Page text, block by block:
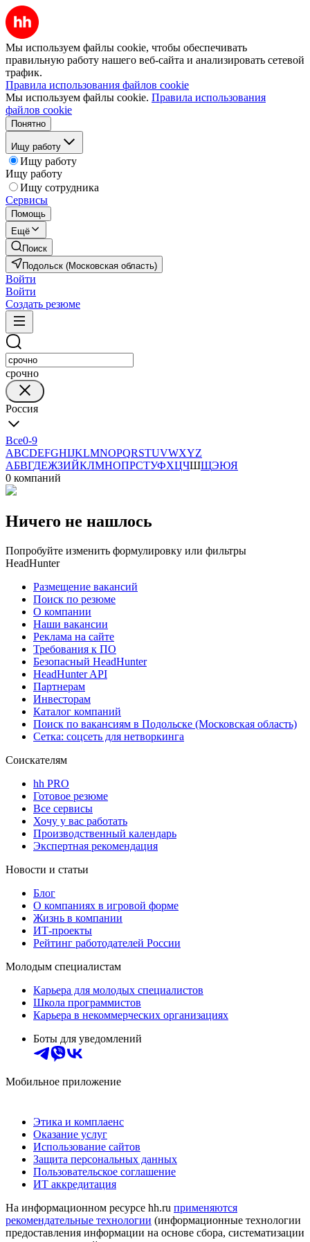
Мы используем файлы cookie, чтобы обеспечивать
правильную работу нашего веб-сайта и анализировать сетевой
трафик.
Правила использования файлов cookie
Мы используем файлы cookie. Правила использования
файлов cookie
Понятно
Ищу работу
Ищу работу
Ищу работу
Ищу сотрудника
Сервисы
Помощь
Ещё
Поиск
Подольск (Московская область)
Войти
Войти
Создать резюме
срочно
Россия
Все0-9
ABCDEFGHIJKLMNOPQRSTUVWXYZ
АБВГДЕЖЗИЙКЛМНОПРСТУФХЦЧШЩЭЮЯ
0 компаний
Ничего не нашлось
Попробуйте изменить формулировку или фильтры
HeadHunter
Размещение вакансий
Поиск по резюме
О компании
Наши вакансии
Реклама на сайте
Требования к ПО
Безопасный HeadHunter
HeadHunter API
Партнерам
Инвесторам
Каталог компаний
Поиск по вакансиям в Подольске (Московская область)
Сетка: соцсеть для нетворкинга
Соискателям
hh PRO
Готовое резюме
Все сервисы
Хочу у вас работать
Производственный календарь
Экспертная рекомендация
Новости и статьи
Блог
О компаниях в игровой форме
Жизнь в компании
ИТ-проекты
Рейтинг работодателей России
Молодым специалистам
Карьера для молодых специалистов
Школа программистов
Карьера в некоммерческих организациях
Боты для уведомлений
Мобильное приложение
Этика и комплаенс
Оказание услуг
Использование сайтов
Защита персональных данных
Пользовательское соглашение
ИТ аккредитация
На информационном ресурсе hh.ru применяются
рекомендательные технологии (информационные технологии
предоставления информации на основе сбора, систематизации